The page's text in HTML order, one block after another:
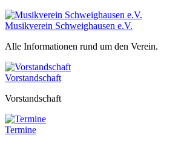
Musikverein Schweighausen e.V.
Alle Informationen rund um den Verein.
Vorstandschaft
Vorstandschaft
Termine